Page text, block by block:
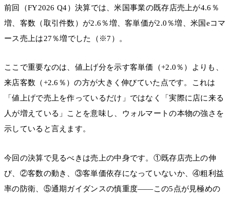
前回（FY2026 Q4）決算では、米国事業の既存店売上が4.6％
増、客数（取引件数）が2.6％増、客単価が2.0％増、米国eコマ
ース売上は27％増でした（※7）。
ここで重要なのは、値上げ分を示す客単価（+2.0％）よりも、
来店客数（+2.6％）の方が大きく伸びていた点です。これは
「値上げで売上を作っているだけ」ではなく「実際に店に来る
人が増えている」ことを意味し、ウォルマートの本物の強さを
示していると言えます。
今回の決算で見るべきは売上の中身です。①既存店売上の伸
び、②客数の動き、③客単価依存になっていないか、④粗利益
率の防衛、⑤通期ガイダンスの慎重度――この5点が見極めの